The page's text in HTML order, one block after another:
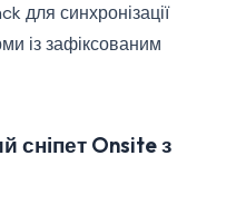
для синхронізації
із зафіксованим
сніпет Onsite з